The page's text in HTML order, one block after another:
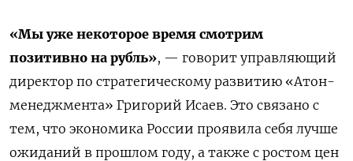
«Мы уже некоторое время смотрим
позитивно на рубль», — говорит управляющий
директор по стратегическому развитию «Атон-
менеджмента» Григорий Исаев. Это связано с
тем, что экономика России проявила себя лучше
ожиданий в прошлом году, а также с ростом цен